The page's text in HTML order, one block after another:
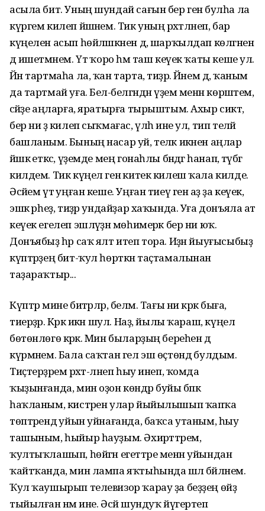
асыла бит. Уның шундай сағын бер генә булһа ла
күргем килеп йәшәнем. Тик уның рәхәтләнеп, бар
күңелен асып һөйләшкәнен дә, шарҡылдап көлгәнен
дә ишетмәнем. Үтә ҡоро һәм таш кеүек ҡаты кеше ул.
Йән тартмаһа ла, ҡан тарта, тиҙәр. Йәнем дә, ҡаным
да тартмай уға. Белә-белгәндән үҙем менән көрәштем,
әсәйҙе аңларға, яратырға тырыштым. Ахыр сиктә,
бер ни ҙә килеп сыҡмағас, үлһә ине ул, тип теләй
башланым. Бының насар уй, теләк икәнен аңлар
йәшкә еткәс, үҙемде мең гонаһлы бәндәгә һанап, тәүбәгә
килдем. Тик күңел генә китек килеш ҡала килде.
Әсәйем үтә уңған кеше. Уңған тиеү генә аҙ ҙа кеүек,
эшкә әрһеҙ, тиҙәр ундайҙар хаҡында. Уға донъяла ат
кеүек егелеп эшләүҙән мөһимерәк бер ни юҡ.
Донъябыҙ һәр саҡ ялт итеп тора. Иҙән йыуғысыбыҙ
күптәрҙең бит-ҡул һөрткән таҫтамалынан
таҙараҡтыр...
Күптәр мине битәрләр, беләм. Тағы ни кәрәк быға,
тиерҙәр. Кәрәк икән шул. Наҙ, йылы ҡараш, күңел
бөтөнлөгө кәрәк. Мин быларҙың береһен дә
күрмәнем. Бала саҡтан гел эш өҫтөндә булдым.
Тиҫтерҙәрем рәхәт-ләнеп һыу инеп, ҡомда
ҡыҙынғанда, мин оҙон көндәр буйы бәпкә
һаҡланым, кистәрен улар йыйылышып ҡапҡа
төптәрендә уйын уйнағанда, баҡса утаным, һыу
ташыным, һыйыр һауҙым. Әхирәттәрем,
ҡултыҡлашып, һөйгән егеттәре менән уйындан
ҡайтҡанда, мин лампа яҡтыһында шәл бәйләнем.
Ҡул ҡаушырып телевизор ҡарау ҙа беҙҙең өйҙә
тыйылған нәмә ине. Әсәй шундуҡ йүгертеп